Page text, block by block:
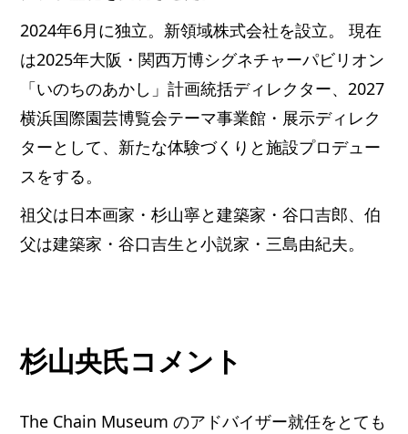
2024年6月に独立。新領域株式会社を設立。 現在
は2025年大阪・関西万博シグネチャーパビリオン
「いのちのあかし」計画統括ディレクター、2027
横浜国際園芸博覧会テーマ事業館・展示ディレク
ターとして、新たな体験づくりと施設プロデュー
スをする。
祖父は日本画家・杉山寧と建築家・谷口吉郎、伯
父は建築家・谷口吉生と小説家・三島由紀夫。
杉山央氏コメント
The Chain Museum のアドバイザー就任をとても